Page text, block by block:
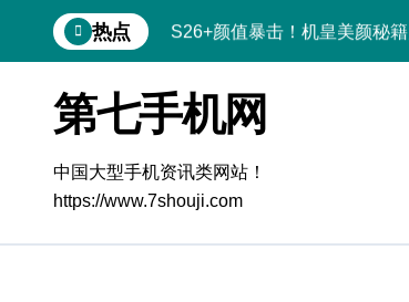
到
热点 S26+颜值暴击！机皇美颜秘
三星S26上手玩转个性美化｜
S25美化秘籍：个性定制，炫
Galaxy C55 5G潮玩定制，焕
Galaxy C55 5G登场，美学新
第七手机网
中国大型手机资讯类网站！
https://www.7shouji.com